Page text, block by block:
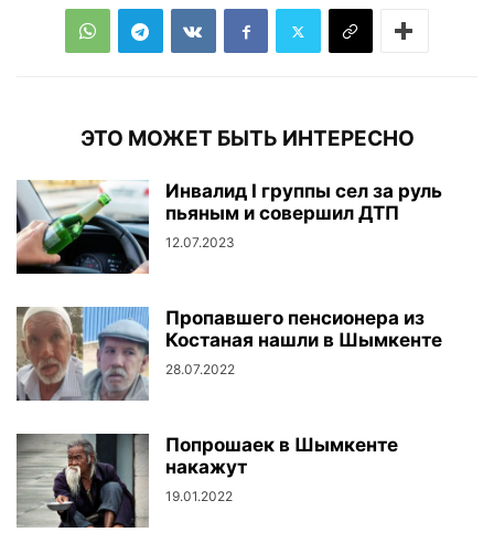
ЭТО МОЖЕТ БЫТЬ ИНТЕРЕСНО
Инвалид I группы сел за руль
пьяным и совершил ДТП
12.07.2023
Пропавшего пенсионера из
Костаная нашли в Шымкенте
28.07.2022
Попрошаек в Шымкенте
накажут
19.01.2022